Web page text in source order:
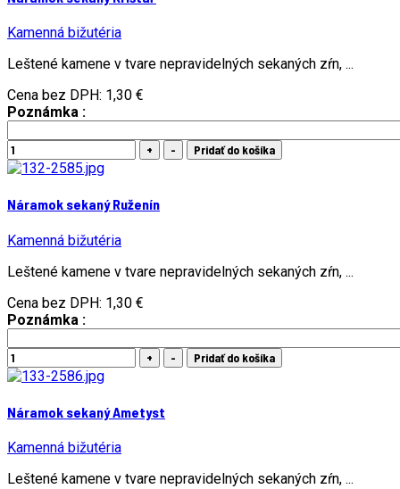
Kamenná bižutéria
Leštené kamene v tvare nepravidelných sekaných zŕn, ...
Cena bez DPH: 1,30 €
Poznámka :
Náramok sekaný Ruženín
Kamenná bižutéria
Leštené kamene v tvare nepravidelných sekaných zŕn, ...
Cena bez DPH: 1,30 €
Poznámka :
Náramok sekaný Ametyst
Kamenná bižutéria
Leštené kamene v tvare nepravidelných sekaných zŕn, ...